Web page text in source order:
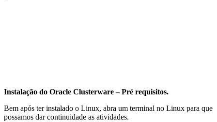
Instalação do Oracle Clusterware – Pré requisitos.
Bem após ter instalado o Linux, abra um terminal no Linux para que
possamos dar continuidade as atividades.